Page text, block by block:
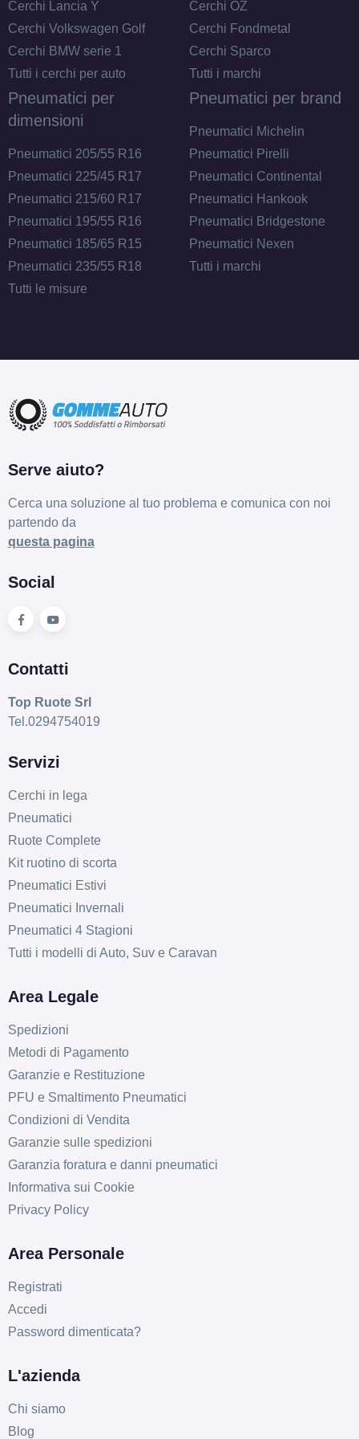
Matt Black 5 fori 18"
Disponibile
SPARCO Sparco Ff3
Matt Blue 5 fori 18"
Disponibile
SPARCO Sparco Ff3
Matt Black 5 fori 18"
8X18 ET45 5x114.3
8X18 ET45 5x114.3
Foro centrale: 73mm
SPARCO Sparco Ff3
Matt Blue 5 fori 18"
8X18 ET45 5x114.3
Disponibile
SPARCO Sparco Ff3
Disponibile
Matt Black 5 fori 18"
Foro centrale: 72.6mm
Disponibile
SPARCO Sparco Ff3
Matt Black 5 fori 18"
8.5X18 ET45 5x100
Foro centrale: 63.4mm
Disponibile
SPARCO Sparco Ff3
Matt Black 5 fori 18"
8.5X18 ET45 5x108
Foro centrale: 73mm
Disponibile
SPARCO Sparco Ff3
8.5X18 ET38 5x112
Foro centrale: 73mm
Disponibile
Matt Black 5 fori 18"
Foro centrale: 73mm
Disponibile
Matt Black 5 fori 18"
Cerchi Lancia Y
Cerchi Volkswagen Golf
Cerchi BMW serie 1
Tutti i cerchi per auto
Cerchi OZ
Cerchi Fondmetal
Cerchi Sparco
Tutti i marchi
Pneumatici per
dimensioni
Pneumatici 205/55 R16
Pneumatici 225/45 R17
Pneumatici 215/60 R17
Pneumatici 195/55 R16
Pneumatici 185/65 R15
Pneumatici 235/55 R18
Tutti le misure
Pneumatici per brand
Pneumatici Michelin
Pneumatici Pirelli
Pneumatici Continental
Pneumatici Hankook
Pneumatici Bridgestone
Pneumatici Nexen
Tutti i marchi
Serve aiuto?
Cerca una soluzione al tuo problema e comunica con noi
partendo da
questa pagina
Social
Contatti
Top Ruote Srl
Tel.0294754019
Servizi
Cerchi in lega
Pneumatici
Ruote Complete
Kit ruotino di scorta
Pneumatici Estivi
Pneumatici Invernali
Pneumatici 4 Stagioni
Tutti i modelli di Auto, Suv e Caravan
Area Legale
Spedizioni
Metodi di Pagamento
Garanzie e Restituzione
PFU e Smaltimento Pneumatici
Condizioni di Vendita
Garanzie sulle spedizioni
Garanzia foratura e danni pneumatici
Informativa sui Cookie
Privacy Policy
Area Personale
Registrati
Accedi
Password dimenticata?
L'azienda
Chi siamo
Blog